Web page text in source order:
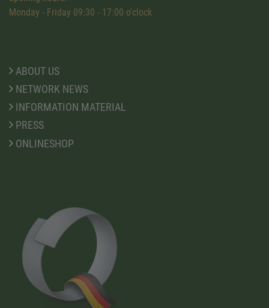
Monday - Friday 09:30 - 17:00 o'clock
ABOUT US
NETWORK NEWS
INFORMATION MATERIAL
PRESS
ONLINESHOP